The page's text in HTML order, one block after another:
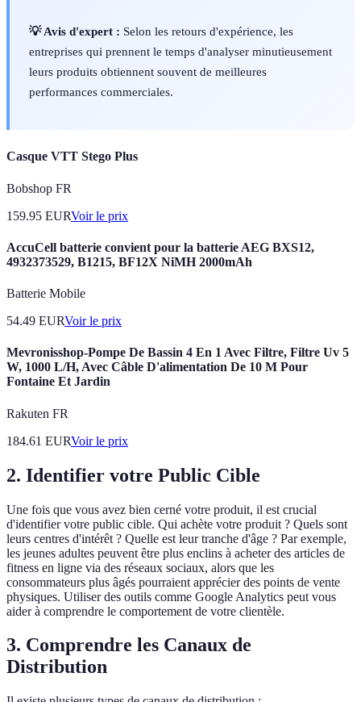
💡 Avis d'expert : Selon les retours d'expérience, les
entreprises qui prennent le temps d'analyser minutieusement
leurs produits obtiennent souvent de meilleures
performances commerciales.
Casque VTT Stego Plus
Bobshop FR
159.95 EURVoir le prix
AccuCell batterie convient pour la batterie AEG BXS12,
4932373529, B1215, BF12X NiMH 2000mAh
Batterie Mobile
54.49 EURVoir le prix
Mevronisshop-Pompe De Bassin 4 En 1 Avec Filtre, Filtre Uv 5
W, 1000 L/H, Avec Câble D'alimentation De 10 M Pour
Fontaine Et Jardin
Rakuten FR
184.61 EURVoir le prix
2. Identifier votre Public Cible
Une fois que vous avez bien cerné votre produit, il est crucial
d'identifier votre public cible. Qui achète votre produit ? Quels sont
leurs centres d'intérêt ? Quelle est leur tranche d'âge ? Par exemple,
les jeunes adultes peuvent être plus enclins à acheter des articles de
fitness en ligne via des réseaux sociaux, alors que les
consommateurs plus âgés pourraient apprécier des points de vente
physiques. Utiliser des outils comme Google Analytics peut vous
aider à comprendre le comportement de votre clientèle.
3. Comprendre les Canaux de
Distribution